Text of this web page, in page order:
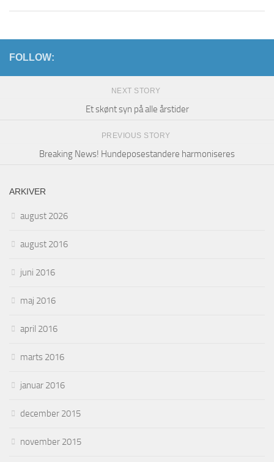
FOLLOW:
NEXT STORY
Et skønt syn på alle årstider
PREVIOUS STORY
Breaking News! Hundeposestandere harmoniseres
ARKIVER
august 2026
august 2016
juni 2016
maj 2016
april 2016
marts 2016
januar 2016
december 2015
november 2015